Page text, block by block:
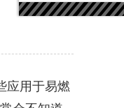
应用于易燃